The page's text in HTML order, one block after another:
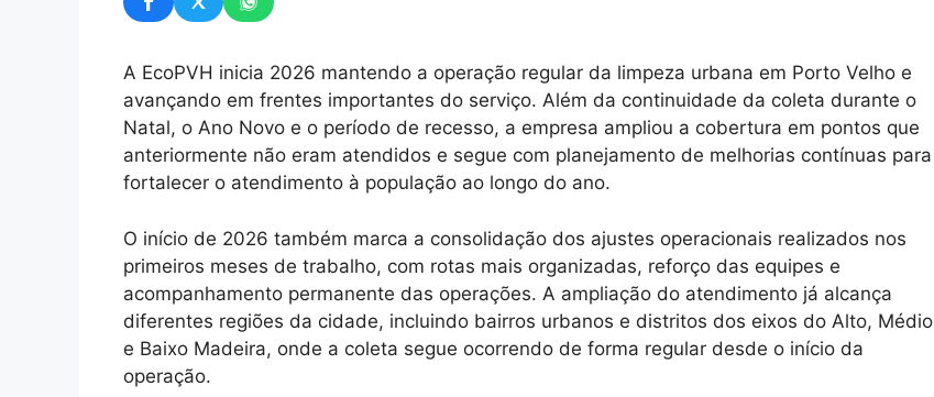
A EcoPVH inicia 2026 mantendo a operação regular da limpeza urbana em Porto Velho e
avançando em frentes importantes do serviço. Além da continuidade da coleta durante o
Natal, o Ano Novo e o período de recesso, a empresa ampliou a cobertura em pontos que
anteriormente não eram atendidos e segue com planejamento de melhorias contínuas para
fortalecer o atendimento à população ao longo do ano.
O início de 2026 também marca a consolidação dos ajustes operacionais realizados nos
primeiros meses de trabalho, com rotas mais organizadas, reforço das equipes e
acompanhamento permanente das operações. A ampliação do atendimento já alcança
diferentes regiões da cidade, incluindo bairros urbanos e distritos dos eixos do Alto, Médio
e Baixo Madeira, onde a coleta segue ocorrendo de forma regular desde o início da
operação.